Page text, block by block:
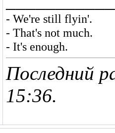
- We're still flyin'.
- That's not much.
- It's enough.
Последний
15:36.